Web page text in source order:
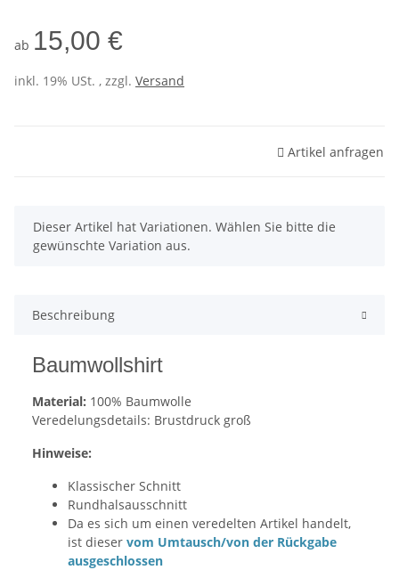
ab 15,00 €
inkl. 19% USt. , zzgl. Versand
Artikel anfragen
x
Dieser Artikel hat Variationen. Wählen Sie bitte die
gewünschte Variation aus.
Beschreibung
Baumwollshirt
Material: 100% Baumwolle
Veredelungsdetails: Brustdruck groß
Hinweise:
Klassischer Schnitt
Rundhalsausschnitt
Da es sich um einen veredelten Artikel handelt,
ist dieser vom Umtausch/von der Rückgabe
ausgeschlossen